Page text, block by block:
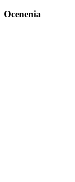
Ocenenia